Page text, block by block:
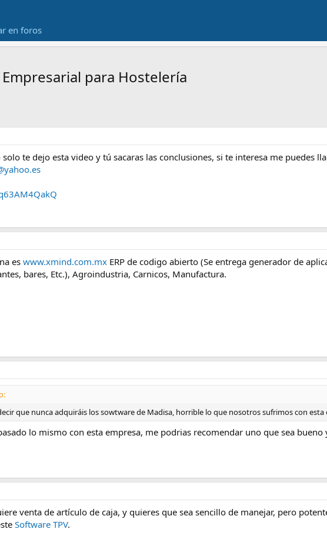
en foros
para Hostelería
solo te dejo esta video y tú sacaras las conclusiones, si te interesa me puedes
es www.xmind.com.mx ERP de codigo abierto (Se entrega generador de
bares, Etc.), Agroindustria, Carnicos, Manufactura.
que nunca adquiráis los sowtware de Madisa, horrible lo que nosotros sufrimos con
lo mismo con esta empresa, me podrias recomendar uno que sea bueno
venta de artículo de caja, y quieres que sea sencillo de manejar, pero
Software TPV.